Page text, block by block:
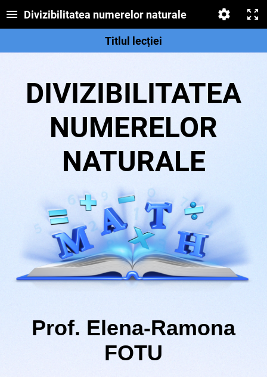
Divizibilitatea numerelor naturale
Titlul lecției
DIVIZIBILITATEA
NUMERELOR
NATURALE
Prof. Elena-Ramona
FOTU